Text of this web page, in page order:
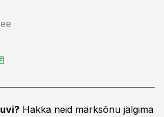
Hakka neid märksõnu jälgima